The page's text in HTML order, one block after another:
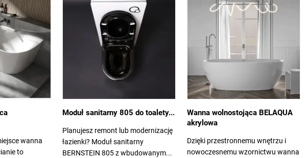
wanna
to
Moduł sanitarny 805 do toalety...
Planujesz remont lub modernizację
łazienki? Moduł sanitarny
BERNSTEIN 805 z wbudowanym...
Wanna wolnostojąca BELAQUA
akrylowa
Dzięki przestronnemu wnętrzu i
nowoczesnemu wzornictwu wanna